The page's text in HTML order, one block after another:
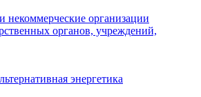
некоммерческие организации
органов, учреждений,
энергетика